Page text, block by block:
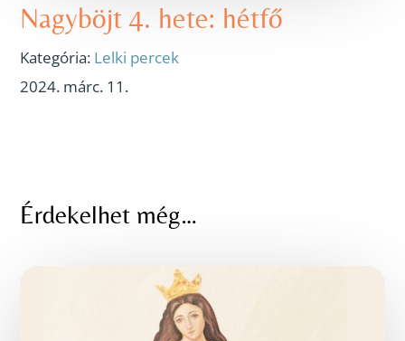
Nagyböjt 4. hete: hétfő
Kategória: Lelki percek
2024. márc. 11.
Érdekelhet még…